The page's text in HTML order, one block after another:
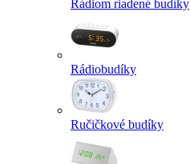
Rádiom riadené budíky
Rádiobudíky
Ručičkové budíky